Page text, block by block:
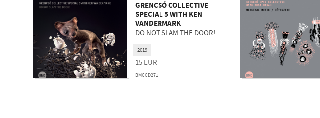
GRENCSÓ COLLECTIVE
SPECIAL 5 WITH KEN
VANDERMARK
DO NOT SLAM THE DOOR!
15 EUR
BMCCD271
2019